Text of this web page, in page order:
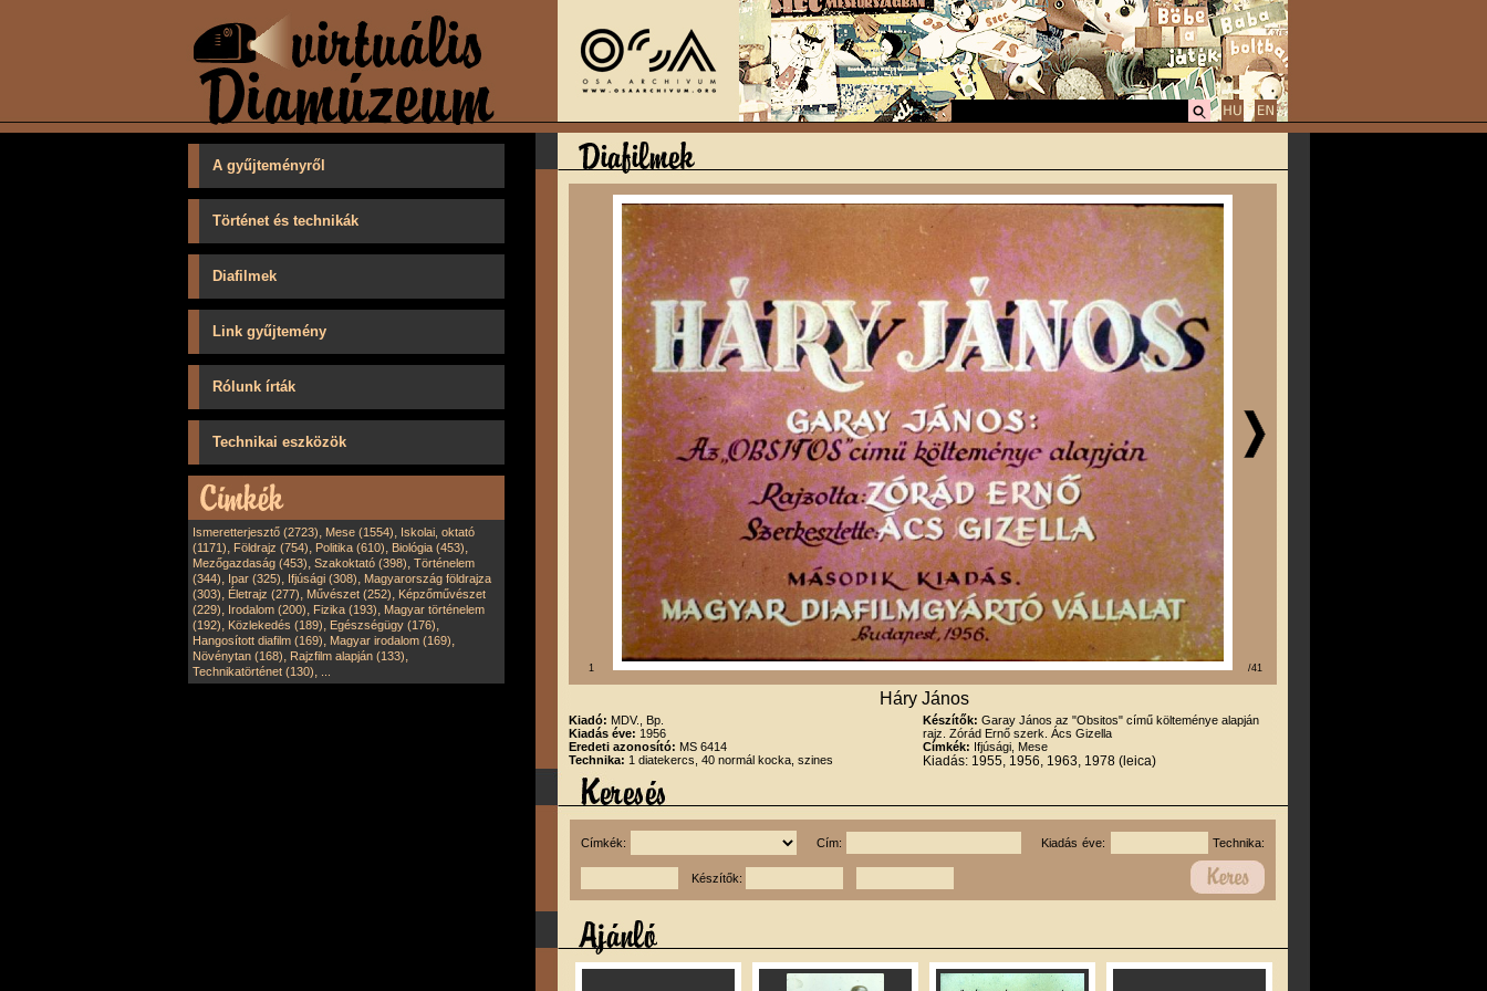
A gyűjteményről
Történet és technikák
Diafilmek
Link gyűjtemény
Rólunk írták
Technikai eszközök
Ismeretterjesztő (2723), Mese (1554), Iskolai, oktató
(1171), Földrajz (754), Politika (610), Biológia (453),
Mezőgazdaság (453), Szakoktató (398), Történelem
(344), Ipar (325), Ifjúsági (308), Magyarország földrajza
(303), Életrajz (277), Művészet (252), Képzőművészet
(229), Irodalom (200), Fizika (193), Magyar történelem
(192), Közlekedés (189), Egészségügy (176),
Hangosított diafilm (169), Magyar irodalom (169),
Növénytan (168), Rajzfilm alapján (133),
Technikatörténet (130), 1 /41
Háry János
Kiadó: MDV., Bp.
Kiadás éve: 1956
Eredeti azonosító: MS 6414
Technika: 1 diatekercs, 40 normál kocka, szines
Készítők: Garay János az "Obsitos" című költeménye alapján
rajz. Zórád Ernő szerk. Ács Gizella
Címkék: Ifjúsági, Mese
Kiadás: 1955, 1956, 1963, 1978 (leica)
Címkék: Cím: Kiadás éve: Technika:
Készítők: